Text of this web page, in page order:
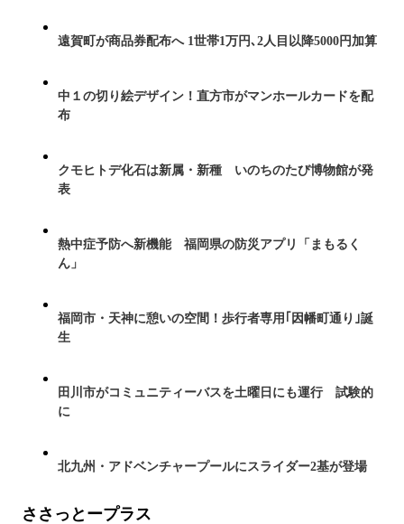
遠賀町が商品券配布へ 1世帯1万円､2人目以降5000円加算
中１の切り絵デザイン！直方市がマンホールカードを配
布
クモヒトデ化石は新属・新種 いのちのたび博物館が発
表
熱中症予防へ新機能 福岡県の防災アプリ「まもるく
ん」
福岡市・天神に憩いの空間！歩行者専用｢因幡町通り｣誕
生
田川市がコミュニティーバスを土曜日にも運行 試験的
に
北九州・アドベンチャープールにスライダー2基が登場
ささっとープラス